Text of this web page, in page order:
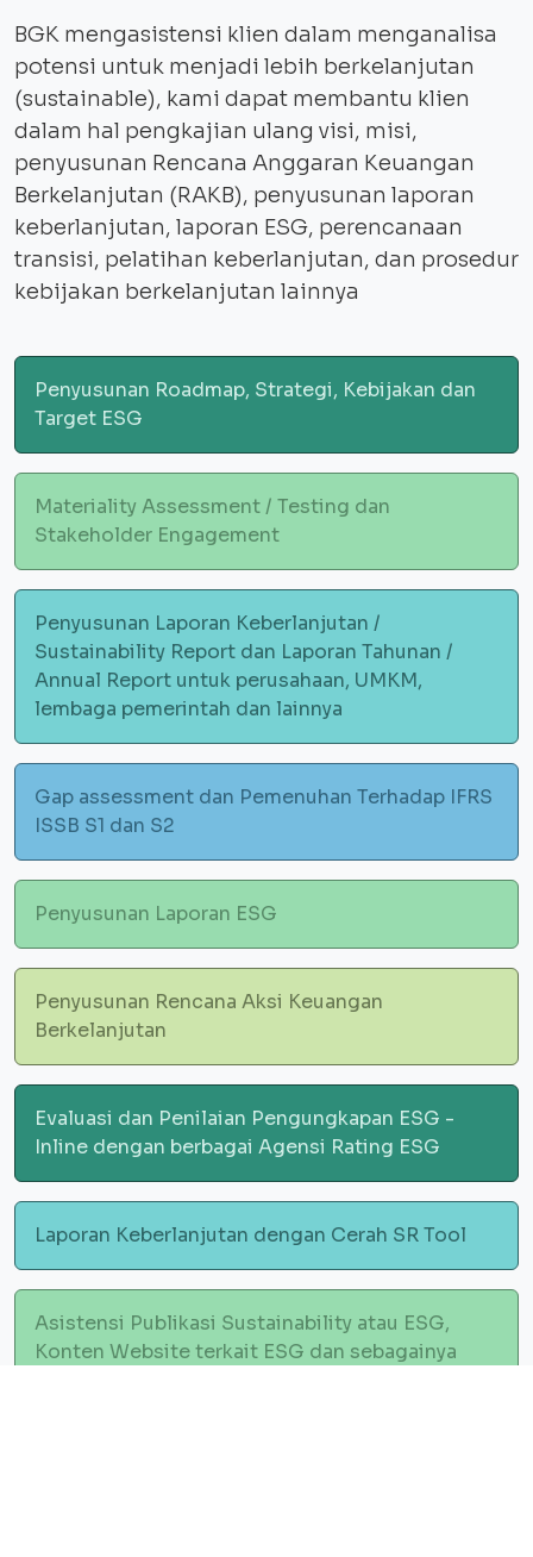
BGK mengasistensi klien dalam menganalisa
potensi untuk menjadi lebih berkelanjutan
(sustainable), kami dapat membantu klien
dalam hal pengkajian ulang visi, misi,
penyusunan Rencana Anggaran Keuangan
Berkelanjutan (RAKB), penyusunan laporan
keberlanjutan, laporan ESG, perencanaan
transisi, pelatihan keberlanjutan, dan prosedur
kebijakan berkelanjutan lainnya
Penyusunan Roadmap, Strategi, Kebijakan dan
Target ESG
Materiality Assessment / Testing dan
Stakeholder Engagement
Penyusunan Laporan Keberlanjutan /
Sustainability Report dan Laporan Tahunan /
Annual Report untuk perusahaan, UMKM,
lembaga pemerintah dan lainnya
Gap assessment dan Pemenuhan Terhadap IFRS
ISSB S1 dan S2
Penyusunan Laporan ESG
Penyusunan Rencana Aksi Keuangan
Berkelanjutan
Evaluasi dan Penilaian Pengungkapan ESG -
Inline dengan berbagai Agensi Rating ESG
Laporan Keberlanjutan dengan Cerah SR Tool
Asistensi Publikasi Sustainability atau ESG,
Konten Website terkait ESG dan sebagainya